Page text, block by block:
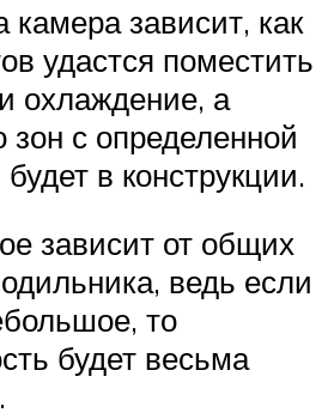
камера зависит, как
удастся поместить
охлаждение, а
зон с определенной
в конструкции.
зависит от общих
ведь если
то
будет весьма